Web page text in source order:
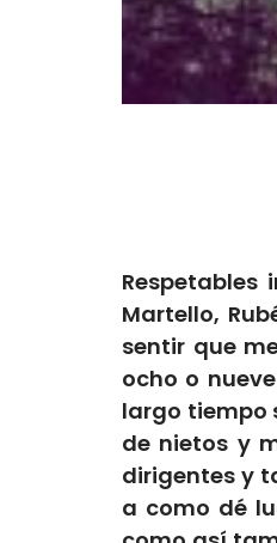
Respetables
Martello,
sentir que
ocho o
largo tiempo
de nietos y
dirigentes y
a como dé